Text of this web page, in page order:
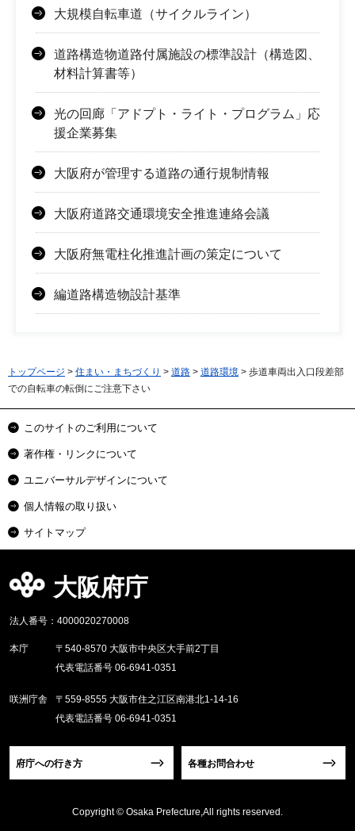
大規模自転車道（サイクルライン）
道路構造物道路付属施設の標準設計（構造図、
材料計算書等）
光の回廊「アドプト・ライト・プログラム」応
援企業募集
大阪府が管理する道路の通行規制情報
大阪府道路交通環境安全推進連絡会議
大阪府無電柱化推進計画の策定について
編道路構造物設計基準
トップページ > 住まい・まちづくり > 道路 > 道路環境 > 歩道車両出入口段差部
での自転車の転倒にご注意下さい
このサイトのご利用について
著作権・リンクについて
ユニバーサルデザインについて
個人情報の取り扱い
サイトマップ
大阪府庁
法人番号：4000020270008
本庁
〒540-8570 大阪市中央区大手前2丁目
代表電話番号 06-6941-0351
咲洲庁舎
〒559-8555 大阪市住之江区南港北1-14-16
代表電話番号 06-6941-0351
府庁への行き方 各種お問合わせ
Copyright © Osaka Prefecture,All rights reserved.